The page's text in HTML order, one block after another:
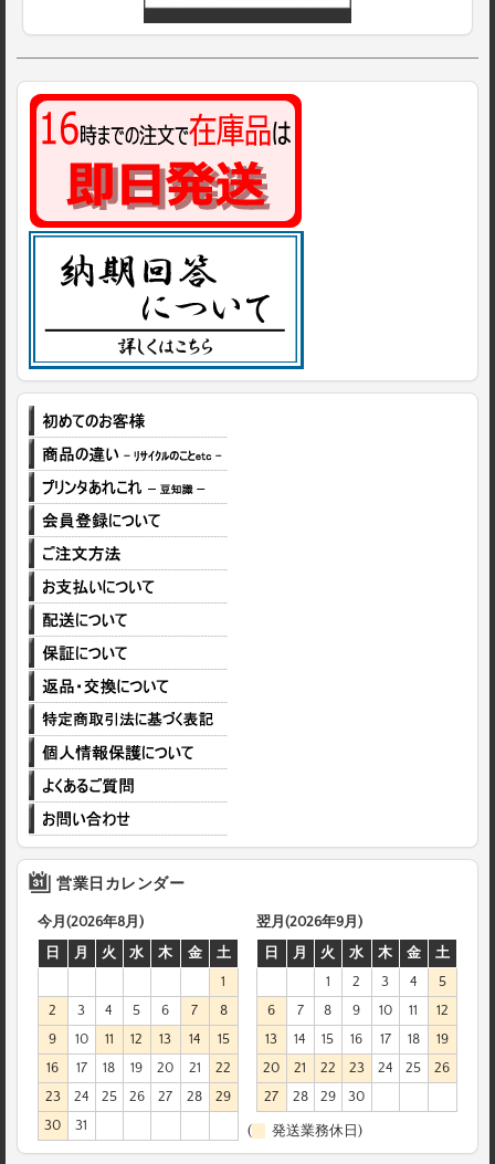
営業日カレンダー
今月(2026年8月)
日
月 火 水 木 金
土
1
2
3 4 5 6 7
8
9
10 11 12 13 14
15
16
17 18 19 20 21
22
23
24 25 26 27 28
29
30
31
翌月(2026年9月)
日
月 火 水 木 金
土
1
2 3 4
5
6
7 8 9 10 11
12
13
14 15 16 17 18
19
20
21 22 23 24 25
26
27
28 29 30
( 発送業務休日)